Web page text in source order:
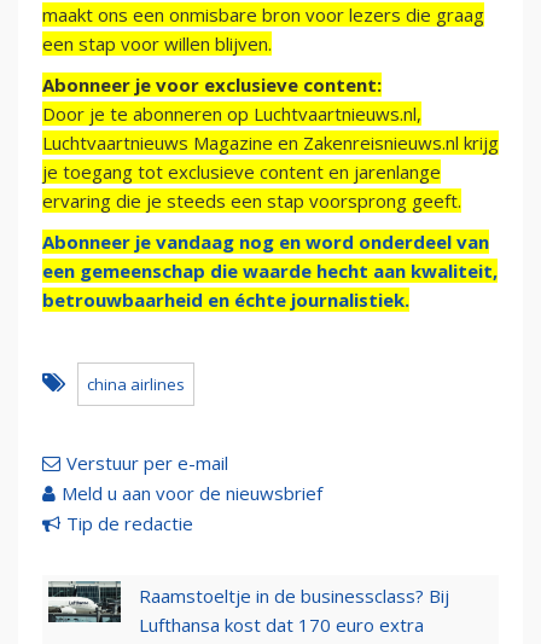
maakt ons een onmisbare bron voor lezers die graag
een stap voor willen blijven.
Abonneer je voor exclusieve content:
Door je te abonneren op Luchtvaartnieuws.nl,
Luchtvaartnieuws Magazine en Zakenreisnieuws.nl krijg
je toegang tot exclusieve content en jarenlange
ervaring die je steeds een stap voorsprong geeft.
Abonneer je vandaag nog en word onderdeel van
een gemeenschap die waarde hecht aan kwaliteit,
betrouwbaarheid en échte journalistiek.
china airlines
Verstuur per e-mail
Meld u aan voor de nieuwsbrief
Tip de redactie
Raamstoeltje in de businessclass? Bij
Lufthansa kost dat 170 euro extra